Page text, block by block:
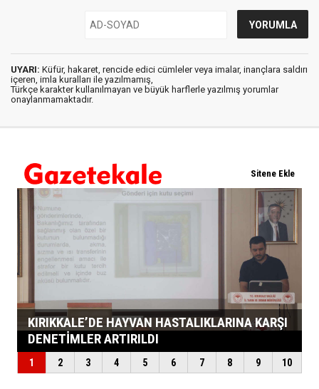
UYARI: Küfür, hakaret, rencide edici cümleler veya imalar, inançlara saldırı
içeren, imla kuralları ile yazılmamış,
Türkçe karakter kullanılmayan ve büyük harflerle yazılmış yorumlar
onaylanmamaktadır.